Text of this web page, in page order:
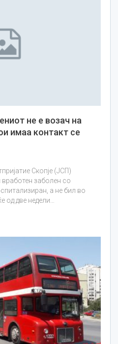
не е возач на
имаa контакт се
Скопје (ЈСП)
заболен со
а не бил во
од две недели…